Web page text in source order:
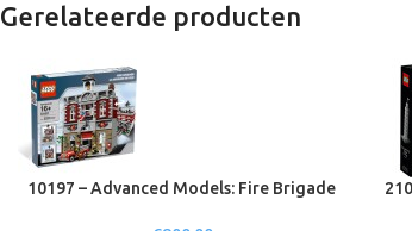
Gerelateerde producten
10197 – Advanced Models: Fire Brigade